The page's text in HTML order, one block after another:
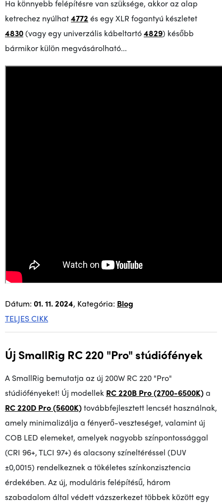
Ha könnyebb felépítésre van szüksége, akkor az alap
ketrechez nyúlhat4772 és egy XLR fogantyú készletet
4830(vagy egy univerzális kábeltartó4829) később
bármikor külön megvásárolható...
Dátum: 01. 11. 2024, Kategória: Blog
TELJES CIKK
Új SmallRig RC 220 "Pro" stúdiófények
A SmallRig bemutatja az új 200W RC 220 "Pro"
stúdiófényeket! Új modellek RC 220B Pro (2700-6500K)a
RC 220D Pro (5600K)továbbfejlesztett lencsét használnak,
amely minimalizálja a fényerő-veszteséget, valamint új
COB LED elemeket, amelyek nagyobb színpontossággal
(CRI 96+, TLCI 97+) ésalacsony színeltéréssel (DUV
±0,0015) rendelkezneka tökéletes színkonzisztencia
érdekében. Az új, moduláris felépítésű, három
szabadalom által védett vázszerkezet többek között egy